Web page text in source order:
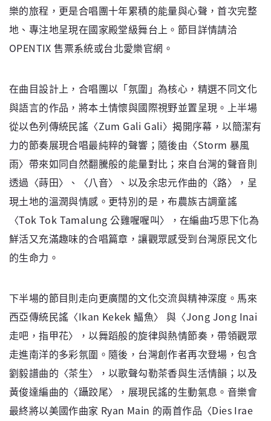
樂的旅程，更是合唱團十年累積的能量與心聲，首次完整
地、專注地呈現在國家殿堂級舞台上。節目詳情請洽
OPENTIX 售票系統或台北愛樂官網。
在曲目設計上，合唱團以「氛圍」為核心，精選不同文化
與語言的作品，將本土情懷與國際視野並置呈現。上半場
從以色列傳統民謠〈Zum Gali Gali〉揭開序幕，以簡潔有
力的節奏展現合唱最純粹的聲響；隨後由〈Storm 暴風
雨〉帶來如同自然翻騰般的能量對比；來自台灣的聲音則
透過〈蒔田〉、〈八音〉、以及余忠元作曲的〈路〉，呈
現土地的溫潤與情感。更特別的是，布農族古調童謠
〈Tok Tok Tamalung 公雞喔喔叫〉，在編曲巧思下化為
鮮活又充滿趣味的合唱篇章，讓觀眾感受到台灣原民文化
的生命力。
下半場的節目則走向更廣闊的文化交流與精神深度。馬來
西亞傳統民謠〈Ikan Kekek 鰏魚〉 與〈Jong Jong Inai
走吧，指甲花〉，以舞蹈般的旋律與熱情節奏，帶領觀眾
走進南洋的多彩氛圍。隨後，台灣創作者再次登場，包含
劉毅譜曲的〈茶生〉，以歌聲勾勒茶香與生活情韻；以及
黃俊達編曲的〈躡跤尾〉，展現民謠的生動氣息。音樂會
最終將以美國作曲家 Ryan Main 的兩首作品〈Dies Irae